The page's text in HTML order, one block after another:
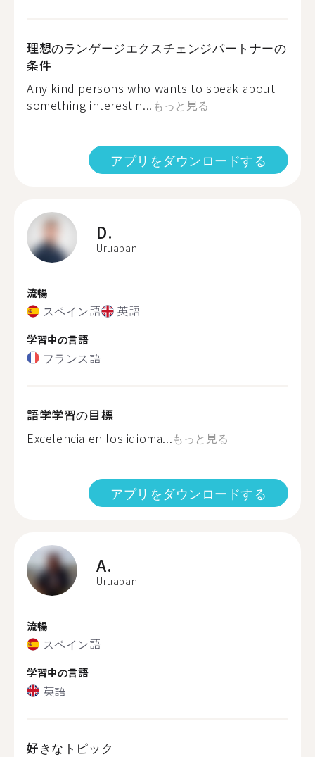
理想のランゲージエクスチェンジパートナーの
条件
Any kind persons who wants to speak about
something interestin... もっと見る
アプリをダウンロードする
D.
Uruapan
流暢
スペイン語 英語
学習中の言語
フランス語
語学学習の目標
Excelencia en los idioma...もっと見る
アプリをダウンロードする
A.
Uruapan
流暢
スペイン語
学習中の言語
英語
好きなトピック